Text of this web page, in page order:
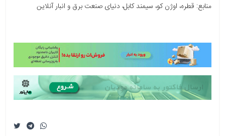
منابع: قطره، اوژن کو، سیمند کابل، دنیای صنعت برق و انبار آنلاین